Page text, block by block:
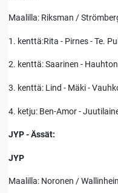
Maalilla: Riksman /
1. kenttä:Rita - Pirnes - Te.
2. kenttä: Saarinen -
3. kenttä: Lind - Mäki -
4. ketju: Ben-Amor -
JYP - Ässät:
JYP
Maalilla: Noronen /